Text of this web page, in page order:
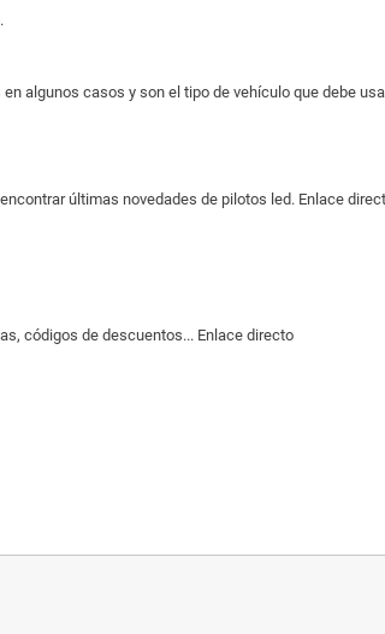
algunos casos y son el tipo de vehículo que debe
últimas novedades de pilotos led. Enlace
códigos de descuentos... Enlace directo